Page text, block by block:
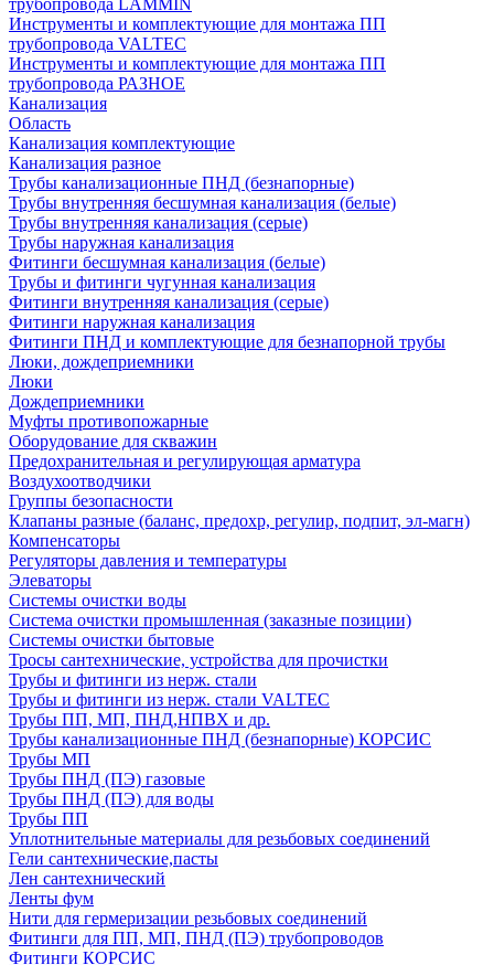
трубопровода LAMMIN
Инструменты и комплектующие для монтажа ПП
трубопровода VALTEC
Инструменты и комплектующие для монтажа ПП
трубопровода РАЗНОЕ
Канализация
Область
Канализация комплектующие
Канализация разное
Трубы канализационные ПНД (безнапорные)
Трубы внутренняя бесшумная канализация (белые)
Трубы внутренняя канализация (серые)
Трубы наружная канализация
Фитинги бесшумная канализация (белые)
Трубы и фитинги чугунная канализация
Фитинги внутренняя канализация (серые)
Фитинги наружная канализация
Фитинги ПНД и комплектующие для безнапорной трубы
Люки, дождеприемники
Люки
Дождеприемники
Муфты противопожарные
Оборудование для скважин
Предохранительная и регулирующая арматура
Воздухоотводчики
Группы безопасности
Клапаны разные (баланс, предохр, регулир, подпит, эл-магн)
Компенсаторы
Регуляторы давления и температуры
Элеваторы
Системы очистки воды
Система очистки промышленная (заказные позиции)
Системы очистки бытовые
Тросы сантехнические, устройства для прочистки
Трубы и фитинги из нерж. стали
Трубы и фитинги из нерж. стали VALTEC
Трубы ПП, МП, ПНД,НПВХ и др.
Трубы канализационные ПНД (безнапорные) КОРСИС
Трубы МП
Трубы ПНД (ПЭ) газовые
Трубы ПНД (ПЭ) для воды
Трубы ПП
Уплотнительные материалы для резьбовых соединений
Гели сантехнические,пасты
Лен сантехнический
Ленты фум
Нити для гермеризации резьбовых соединений
Фитинги для ПП, МП, ПНД (ПЭ) трубопроводов
Фитинги КОРСИС